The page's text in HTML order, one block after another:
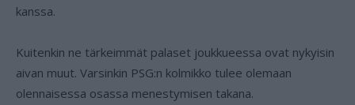
kanssa.
Kuitenkin ne tärkeimmät palaset joukkueessa ovat nykyisin
aivan muut. Varsinkin PSG:n kolmikko tulee olemaan
olennaisessa osassa menestymisen takana.